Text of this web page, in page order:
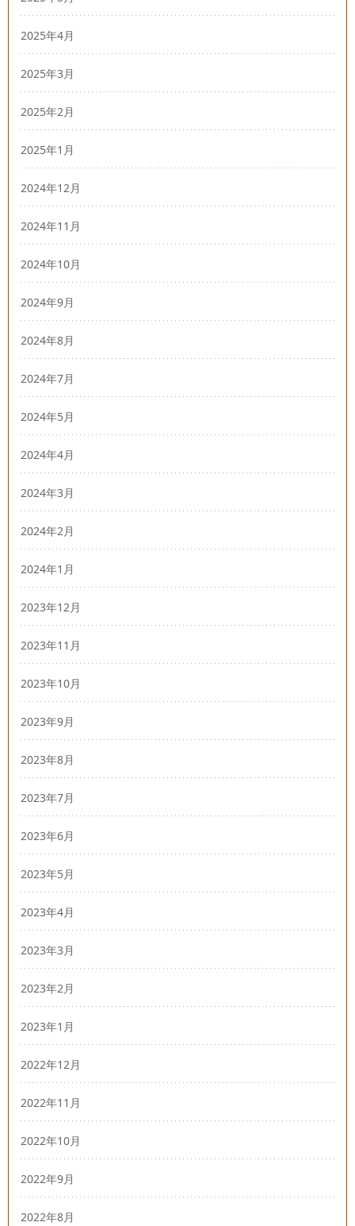
2025年4月
2025年3月
2025年2月
2025年1月
2024年12月
2024年11月
2024年10月
2024年9月
2024年8月
2024年7月
2024年5月
2024年4月
2024年3月
2024年2月
2024年1月
2023年12月
2023年11月
2023年10月
2023年9月
2023年8月
2023年7月
2023年6月
2023年5月
2023年4月
2023年3月
2023年2月
2023年1月
2022年12月
2022年11月
2022年10月
2022年9月
2022年8月